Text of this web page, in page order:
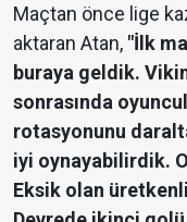
Maçtan önce lige
aktaran Atan, "İlk
buraya geldik.
sonrasında
rotasyonunu
iyi oynayabilirdik.
Eksik olan